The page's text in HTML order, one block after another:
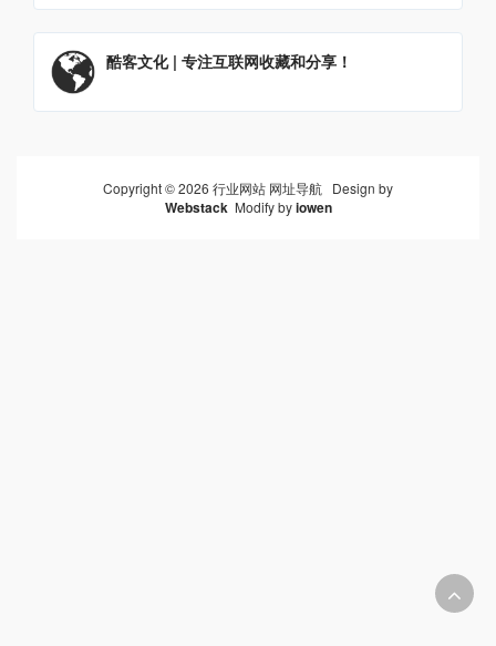
酷客文化 | 专注互联网收藏和分享！
Copyright © 2026 行业网站 网址导航 Design by
Webstack Modify byiowen